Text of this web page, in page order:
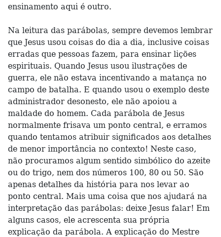
ensinamento aqui é outro.
Na leitura das parábolas, sempre devemos lembrar
que Jesus usou coisas do dia a dia, inclusive coisas
erradas que pessoas fazem, para ensinar lições
espirituais. Quando Jesus usou ilustrações de
guerra, ele não estava incentivando a matança no
campo de batalha. E quando usou o exemplo deste
administrador desonesto, ele não apoiou a
maldade do homem. Cada parábola de Jesus
normalmente frisava um ponto central, e erramos
quando tentamos atribuir significados aos detalhes
de menor importância no contexto! Neste caso,
não procuramos algum sentido simbólico do azeite
ou do trigo, nem dos números 100, 80 ou 50. São
apenas detalhes da história para nos levar ao
ponto central. Mais uma coisa que nos ajudará na
interpretação das parábolas: deixe Jesus falar! Em
alguns casos, ele acrescenta sua própria
explicação da parábola. A explicação do Mestre